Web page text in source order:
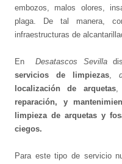
embozos, malos olores,
plaga. De tal manera,
infraestructuras de
EnDesatascos Sevilla
servicios de limpiezas,
localización de arquetas,
reparación, y
limpieza de arquetas y
ciegos.
Para este tipo de servicio